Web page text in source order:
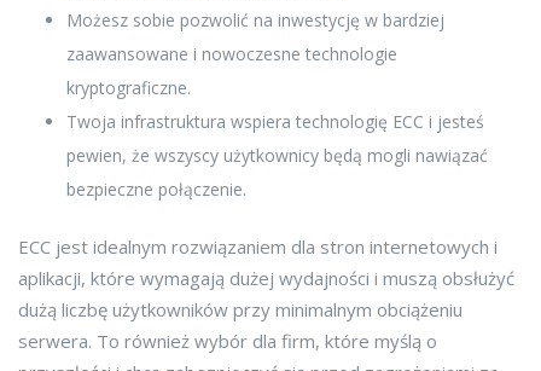
Możesz sobie pozwolić na inwestycję w bardziej
zaawansowane i nowoczesne technologie
kryptograficzne.
Twoja infrastruktura wspiera technologię ECC i jesteś
pewien, że wszyscy użytkownicy będą mogli nawiązać
bezpieczne połączenie.
ECC jest idealnym rozwiązaniem dla stron internetowych i
aplikacji, które wymagają dużej wydajności i muszą obsłużyć
dużą liczbę użytkowników przy minimalnym obciążeniu
serwera. To również wybór dla firm, które myślą o